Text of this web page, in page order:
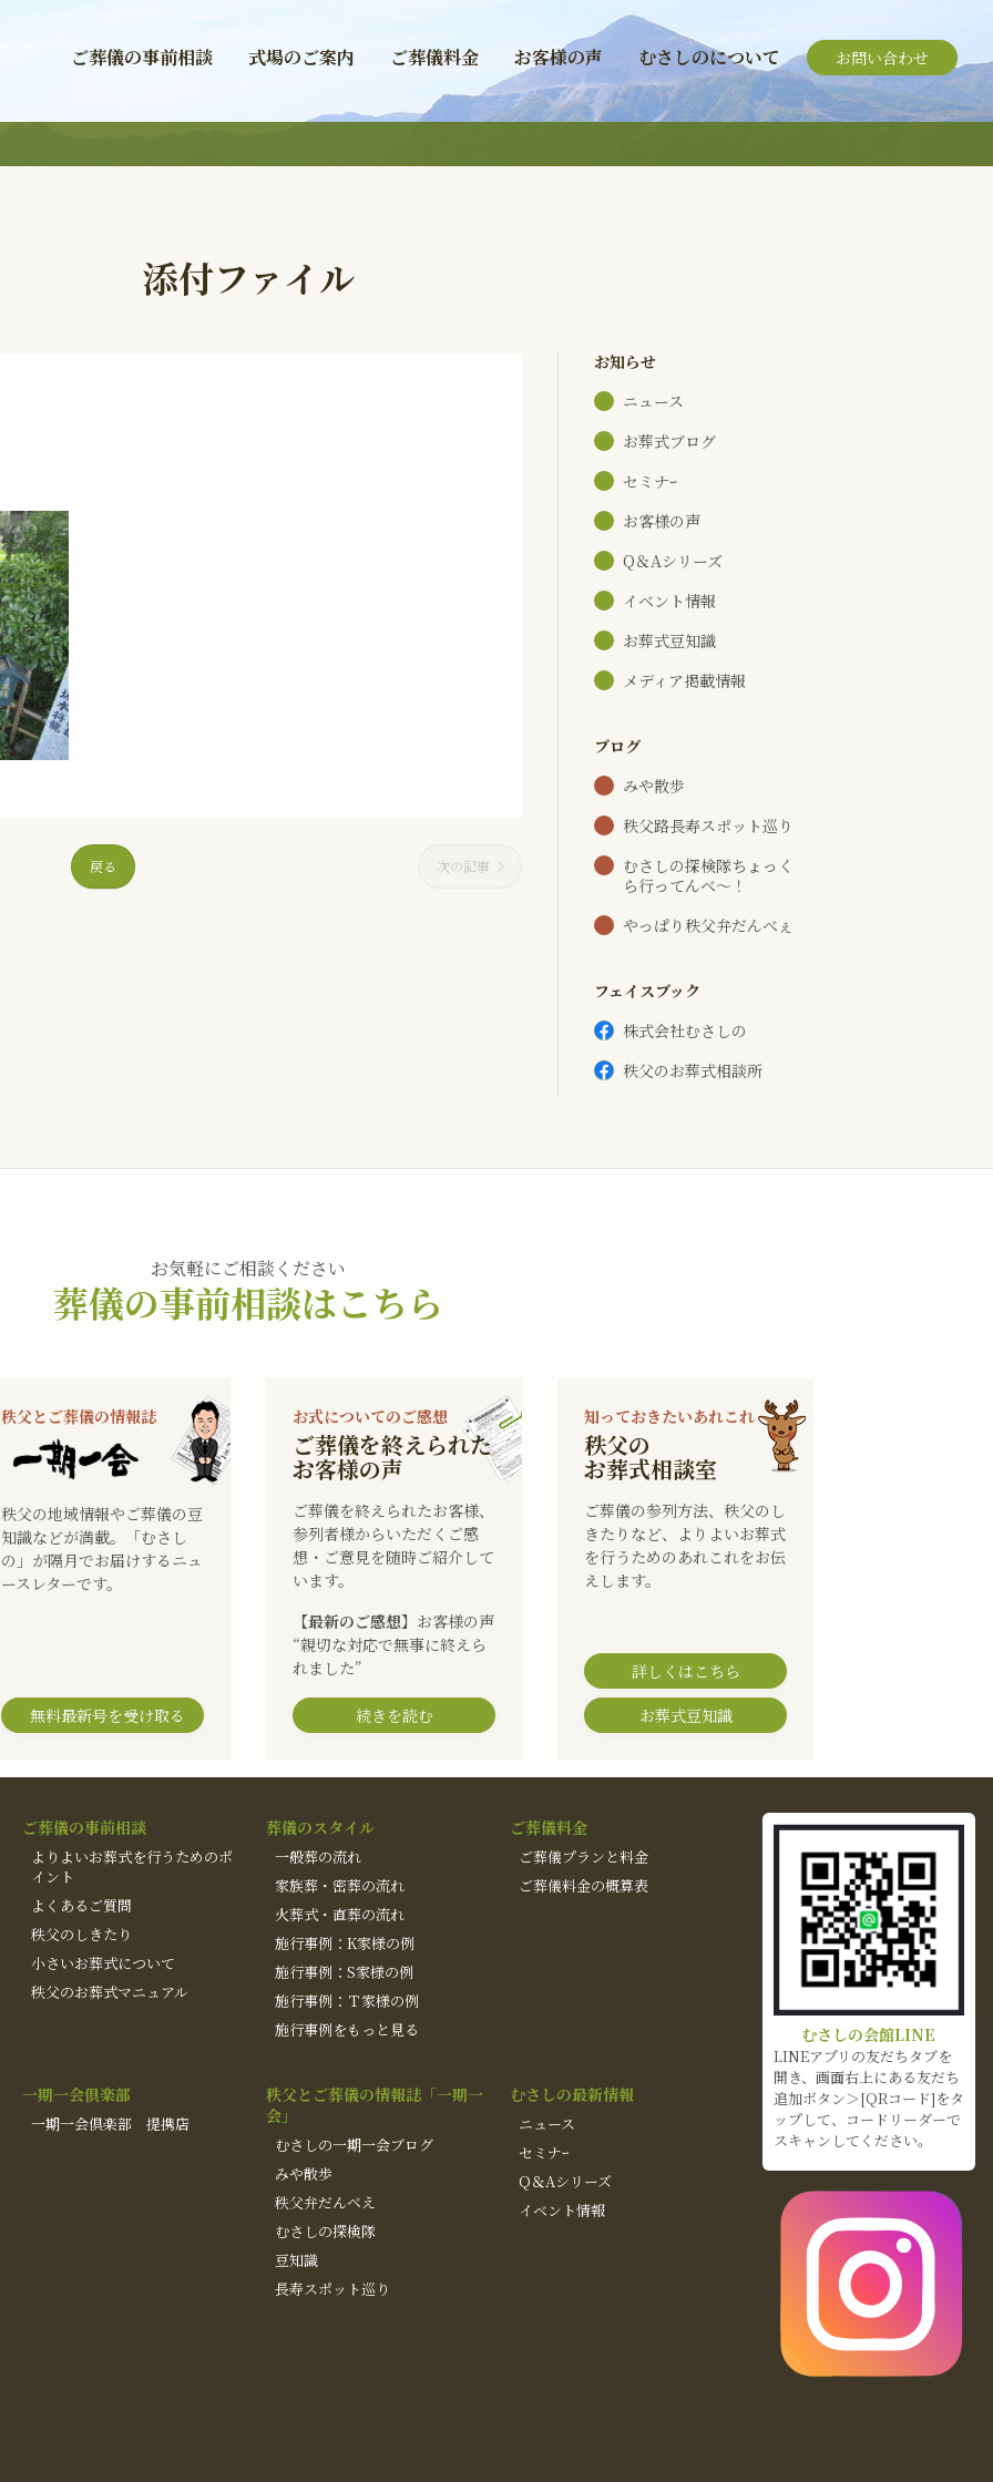
ご葬儀の事前相談 式場のご案内 ご葬儀料金 お客様の声 むさしのについて お問い合わせ
添付ファイル
戻る 次の記事
お知らせ
ニュース
お葬式ブログ
セミナｰ
お客様の声
Q＆Aシリーズ
イベント情報
お葬式豆知識
メディア掲載情報
ブログ
みや散歩
秩父路長寿スポット巡り
むさしの探検隊ちょっく
ら行ってんべ～！
やっぱり秩父弁だんべぇ
フェイスブック
株式会社むさしの
秩父のお葬式相談所
お気軽にご相談ください
葬儀の事前相談はこちら
秩父とご葬儀の情報誌
秩父の地域情報やご葬儀の豆
知識などが満載。「むさし
の」が隔月でお届けするニュ
ースレターです。
無料最新号を受け取る
お式についてのご感想
ご葬儀を終えられた
お客様の声
ご葬儀を終えられたお客様、
参列者様からいただくご感
想・ご意見を随時ご紹介して
います。
【最新のご感想】 お客様の声
“親切な対応で無事に終えら
れました”
続きを読む
知っておきたいあれこれ
秩父の
お葬式相談室
ご葬儀の参列方法、秩父のし
きたりなど、よりよいお葬式
を行うためのあれこれをお伝
えします。
詳しくはこちら
お葬式豆知識
ご葬儀の事前相談
よりよいお葬式を行うためのポ
イント
よくあるご質問
秩父のしきたり
小さいお葬式について
秩父のお葬式マニュアル
葬儀のスタイル
一般葬の流れ
家族葬・密葬の流れ
火葬式・直葬の流れ
施行事例：K家様の例
施行事例：S家様の例
施行事例：Ｔ家様の例
施行事例をもっと見る
ご葬儀料金
ご葬儀プランと料金
ご葬儀料金の概算表
一期一会倶楽部
一期一会倶楽部 提携店
秩父とご葬儀の情報誌「一期一
会」
むさしの一期一会ブログ
みや散歩
秩父弁だんべえ
むさしの探検隊
豆知識
長寿スポット巡り
むさしの最新情報
ニュース
セミナｰ
Q＆Aシリーズ
イベント情報
むさしの会館LINE
LINEアプリの友だちタブを
開き、画面右上にある友だち
追加ボタン＞[QRコード]をタ
ップして、コードリーダーで
スキャンしてください。